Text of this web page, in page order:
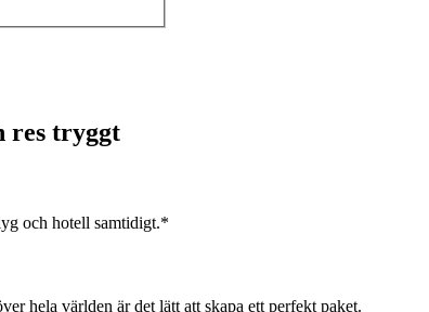
res tryggt
och hotell samtidigt.*
hela världen är det lätt att skapa ett perfekt paket.